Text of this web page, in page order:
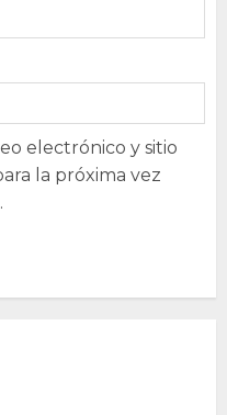
electrónico y sitio
la próxima vez